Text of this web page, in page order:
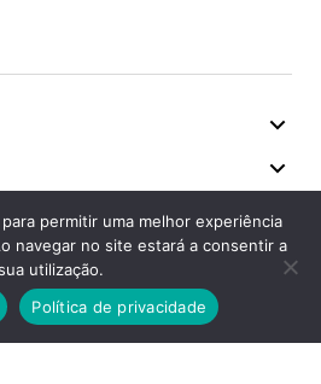
permitir uma melhor experiência
navegar no site estará a consentir a
utilização.
Política de privacidade